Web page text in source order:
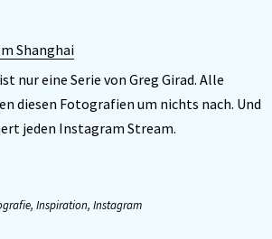
Shanghai
nur eine Serie von Greg Girad. Alle
diesen Fotografien um nichts nach. Und
jeden Instagram Stream.
, Inspiration, Instagram